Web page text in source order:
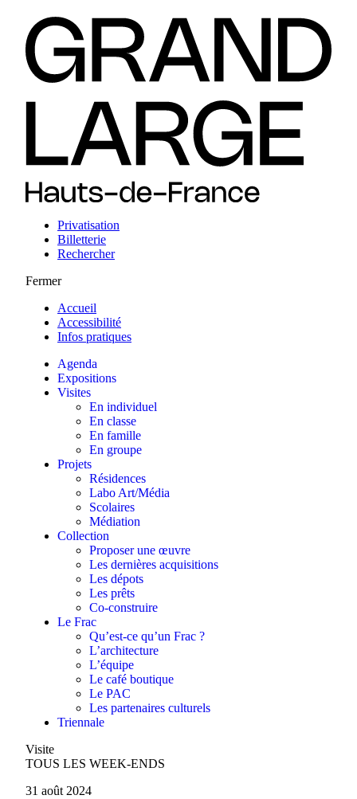
Privatisation
Billetterie
Rechercher
Fermer
Accueil
Accessibilité
Infos pratiques
Agenda
Expositions
Visites
En individuel
En classe
En famille
En groupe
Projets
Résidences
Labo Art/Média
Scolaires
Médiation
Collection
Proposer une œuvre
Les dernières acquisitions
Les dépots
Les prêts
Co-construire
Le Frac
Qu’est-ce qu’un Frac ?
L’architecture
L’équipe
Le café boutique
Le PAC
Les partenaires culturels
Triennale
Visite
TOUS LES WEEK-ENDS
31 août 2024